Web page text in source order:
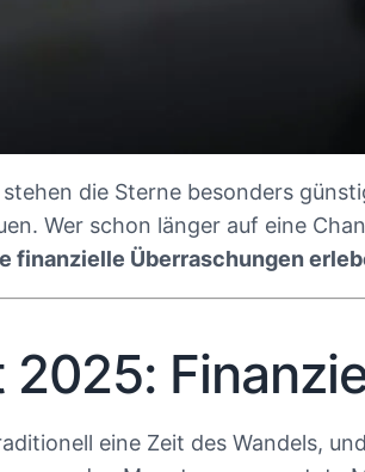
die Sterne besonders
Wer schon länger auf eine
finanzielle Überraschungen
2025:
eine Zeit des Wandels,